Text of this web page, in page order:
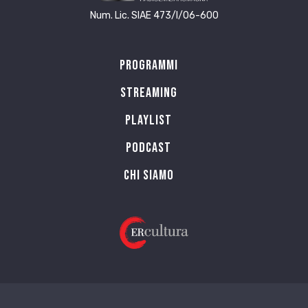
Num. Lic. SIAE 473/I/06-600
Programmi
Streaming
Playlist
PODCAST
Chi siamo